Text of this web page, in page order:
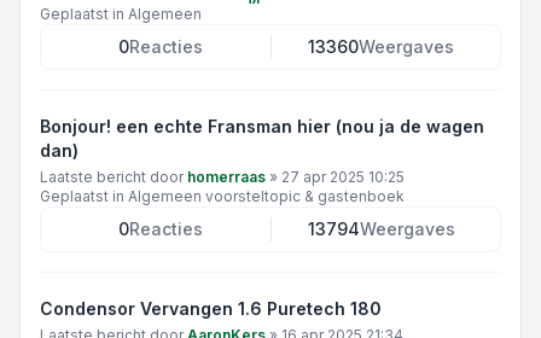
Geplaatst in Algemeen
0Reacties 13360Weergaves
Bonjour! een echte Fransman hier (nou ja de wagen
dan)
Laatste bericht door homerraas » 27 apr 2025 10:25
Geplaatst in Algemeen voorsteltopic & gastenboek
0Reacties 13794Weergaves
Condensor Vervangen 1.6 Puretech 180